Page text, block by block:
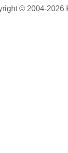
© 2004-2026